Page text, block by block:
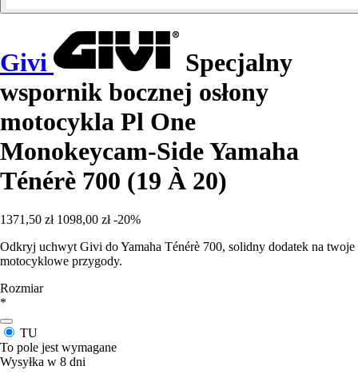
Givi
Specjalny
wspornik bocznej osłony
motocykla Pl One
Monokeycam-Side Yamaha
Ténérè 700 (19 À 20)
1371,50 zł 1098,00 zł -20%
Odkryj uchwyt Givi do Yamaha Ténérè 700, solidny dodatek na twoje
motocyklowe przygody.
Rozmiar
*
TU
To pole jest wymagane
Wysyłka w 8 dni